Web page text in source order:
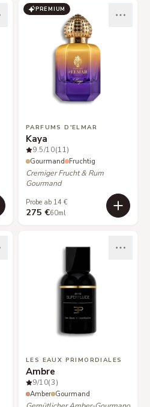
PREMIUM
PARFUMS D'ELMAR
Kaya
9.5/10(11)
Gourmand Fruchtig
Cremiger Frucht & Rum
Gourmand
Probe ab 14 €
275 €60ml
LES EAUX PRIMORDIALES
Ambre
9/10(3)
Amber Gourmand